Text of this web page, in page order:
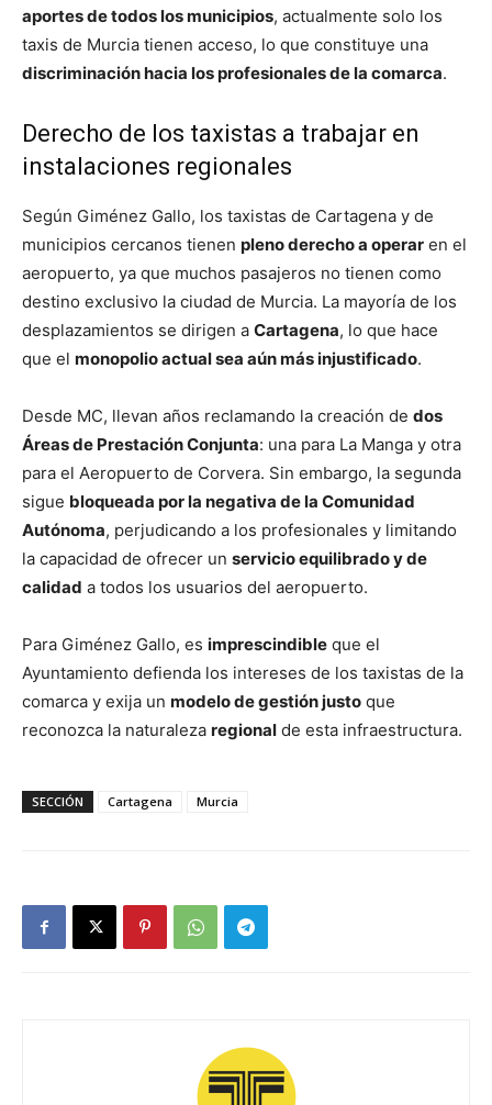
aportes de todos los municipios, actualmente solo los
taxis de Murcia tienen acceso, lo que constituye una
discriminación hacia los profesionales de la comarca.
Derecho de los taxistas a trabajar en
instalaciones regionales
Según Giménez Gallo, los taxistas de Cartagena y de
municipios cercanos tienen pleno derecho a operar en el
aeropuerto, ya que muchos pasajeros no tienen como
destino exclusivo la ciudad de Murcia. La mayoría de los
desplazamientos se dirigen a Cartagena, lo que hace
que el monopolio actual sea aún más injustificado.
Desde MC, llevan años reclamando la creación de dos
Áreas de Prestación Conjunta: una para La Manga y otra
para el Aeropuerto de Corvera. Sin embargo, la segunda
sigue bloqueada por la negativa de la Comunidad
Autónoma, perjudicando a los profesionales y limitando
la capacidad de ofrecer un servicio equilibrado y de
calidad a todos los usuarios del aeropuerto.
Para Giménez Gallo, es imprescindible que el
Ayuntamiento defienda los intereses de los taxistas de la
comarca y exija un modelo de gestión justo que
reconozca la naturaleza regional de esta infraestructura.
SECCIÓN Cartagena Murcia